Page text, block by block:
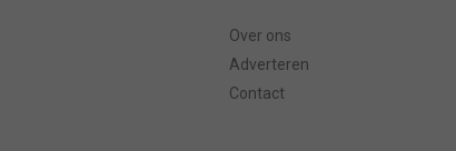
Over ons
Adverteren
Contact